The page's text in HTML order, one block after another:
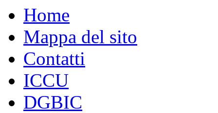
Home
Mappa del sito
Contatti
ICCU
DGBIC